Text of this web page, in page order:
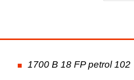
1700 B 18 FP petrol 102